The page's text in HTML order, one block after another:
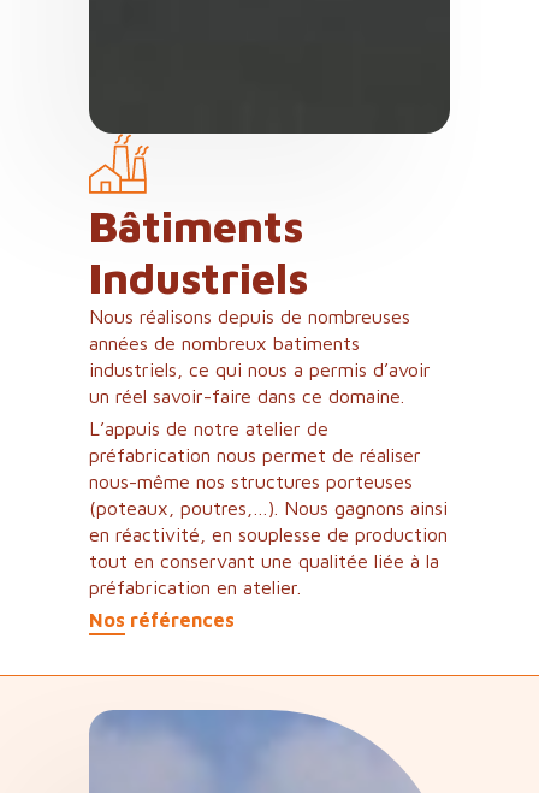
Bâtiments
Industriels
Nous réalisons depuis de nombreuses
années de nombreux batiments
industriels, ce qui nous a permis d’avoir
un réel savoir-faire dans ce domaine.
L’appuis de notre atelier de
préfabrication nous permet de réaliser
nous-même nos structures porteuses
(poteaux, poutres,…). Nous gagnons ainsi
en réactivité, en souplesse de production
tout en conservant une qualitée liée à la
préfabrication en atelier.
Nos références